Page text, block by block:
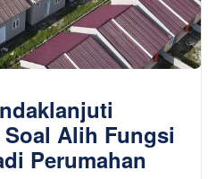
Alih Fungsi
Perumahan